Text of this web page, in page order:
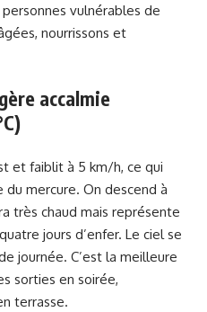
vulnérables de
nourrissons et
accalmie
et faiblit à 5 km/h, ce qui
mercure. On descend à
très chaud mais représente
jours d’enfer. Le ciel se
journée. C’est la meilleure
sorties en soirée,
terrasse.